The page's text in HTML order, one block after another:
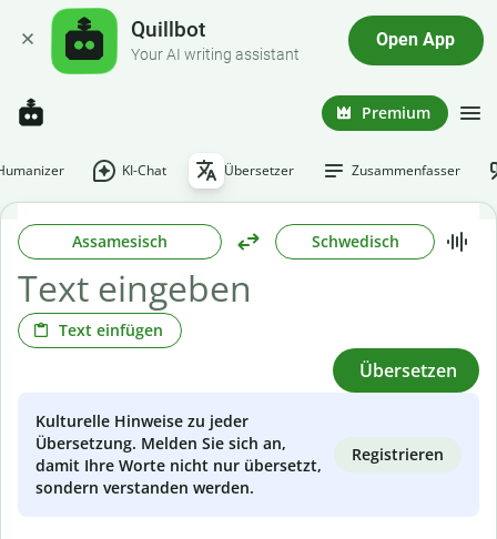
Quillbot
Your AI writing assistant
Open App
Premium
KI-Chat Übersetzer Zusammenfasser
Assamesisch Schwedisch
Text einfügen
Übersetzen
Kulturelle Hinweise zu jeder
Übersetzung. Melden Sie sich an,
damit Ihre Worte nicht nur übersetzt,
sondern verstanden werden.
Registrieren